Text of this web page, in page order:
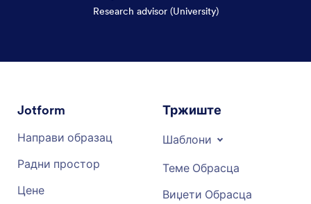
Research advisor (University)
Jotform
Направи образац
Радни простор
Цене
Тржиште
Шаблони
Теме Обрасца
Виџети Обрасца